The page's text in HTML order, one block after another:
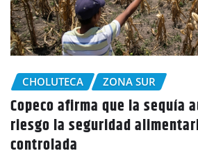
CHOLUTECA
Policía Nacional desaloja
tierras en El Tulito,